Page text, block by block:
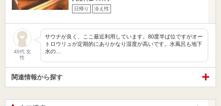
日帰り 冷え性
40代 女
性
サウナが良く、ここ最近利用しています。80度半ば位ですがオー
トロウリュが定期的にありかなり湿度が高いです。水風呂も地下
水の…
関連情報から探す